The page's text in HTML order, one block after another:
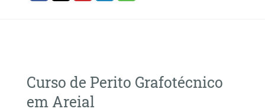
Curso de Perito Grafotécnico
em Areial